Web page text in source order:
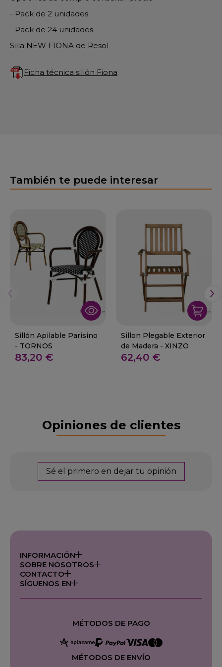
- Pack de 2 unidades.
- Pack de 24 unidades.
Silla NEW FIONA de Resol
Ficha técnica sillón Fiona
También te puede interesar
Sillón Apilable Parisino
- TORNOS
83,20 €
Sillon Plegable Exterior
de Madera - XINZO
62,40 €
Opiniones de clientes
Sé el primero en dejar tu opinión
INFORMACIÓN
SOBRE NOSOTROS
CONTACTO
SÍGUENOS EN
MÉTODOS DE PAGO
MÉTODOS DE ENVÍO